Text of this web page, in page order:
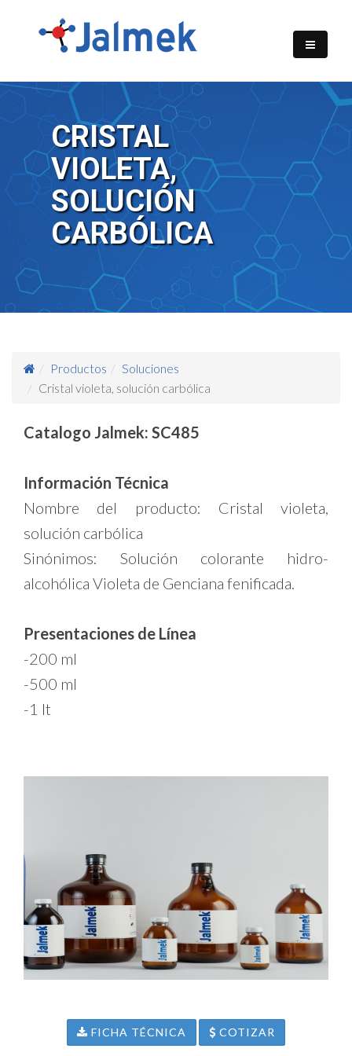
CRISTAL
VIOLETA,
SOLUCIÓN
CARBÓLICA
Productos
Soluciones
Cristal violeta, solución carbólica
Catalogo Jalmek: SC485
Información Técnica
Nombre del producto: Cristal violeta,
solución carbólica
Sinónimos: Solución colorante hidro-
alcohólica Violeta de Genciana fenificada.
Presentaciones de Línea
-200 ml
-500 ml
-1 lt
FICHA TÉCNICA COTIZAR